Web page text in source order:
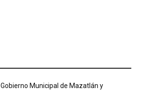
Gobierno Municipal de Mazatlán y